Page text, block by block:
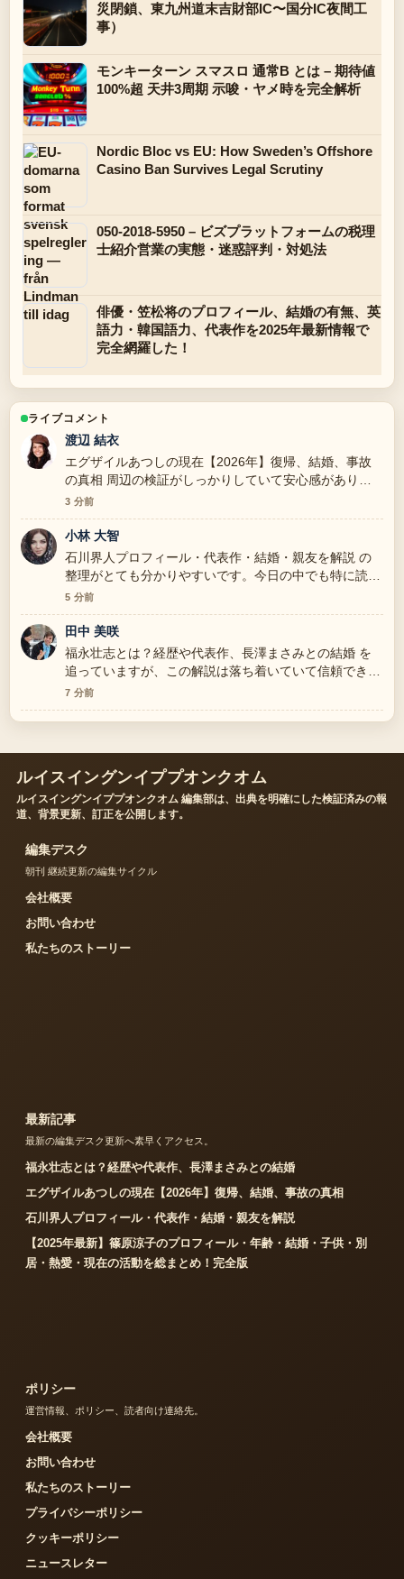
災閉鎖、東九州道末吉財部IC〜国分IC夜間工
事）
モンキーターン スマスロ 通常B とは – 期待値
100%超 天井3周期 示唆・ヤメ時を完全解析
Nordic Bloc vs EU: How Sweden’s Offshore
Casino Ban Survives Legal Scrutiny
050-2018-5950 – ビズプラットフォームの税理
士紹介営業の実態・迷惑評判・対処法
俳優・笠松将のプロフィール、結婚の有無、英
語力・韓国語力、代表作を2025年最新情報で
完全網羅した！
ライブコメント
渡辺 結衣
エグザイルあつしの現在【2026年】復帰、結婚、事故
の真相 周辺の検証がしっかりしていて安心感がありま
す。
3 分前
小林 大智
石川界人プロフィール・代表作・結婚・親友を解説 の
整理がとても分かりやすいです。今日の中でも特に読み
やすいです。
5 分前
田中 美咲
福永壮志とは？経歴や代表作、長澤まさみとの結婚 を
追っていますが、この解説は落ち着いていて信頼できま
す。
7 分前
ルイスイングンイププオンクオム
ルイスイングンイププオンクオム 編集部は、出典を明確にした検証済みの報
道、背景更新、訂正を公開します。
編集デスク
朝刊 継続更新の編集サイクル
会社概要
お問い合わせ
私たちのストーリー
最新記事
最新の編集デスク更新へ素早くアクセス。
福永壮志とは？経歴や代表作、長澤まさみとの結婚
エグザイルあつしの現在【2026年】復帰、結婚、事故の真相
石川界人プロフィール・代表作・結婚・親友を解説
【2025年最新】篠原涼子のプロフィール・年齢・結婚・子供・別
居・熱愛・現在の活動を総まとめ！完全版
ポリシー
運営情報、ポリシー、読者向け連絡先。
会社概要
お問い合わせ
私たちのストーリー
プライバシーポリシー
クッキーポリシー
ニュースレター